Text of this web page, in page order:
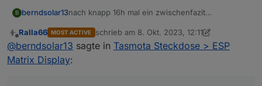
B berndsolar13nach knapp 16h mal ein zwischenfazit
festgestellt.
Da aber eben sie Sonne raus kam, und der Zähler
dann -125 W meldete, fing das Ding an den
Offline
Ralla66 MOST ACTIVE schrieb am 8. Okt. 2023, 12:11
zuletzt editiert von Ralla6610. Aug. 2023,
@berndsolar13 sagte in Tasmota Steckdose > ESP
Matrix Display: